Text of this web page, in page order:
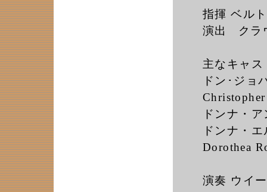
指揮 ベル
演出 クラ
主なキャス
ドン･ジョ
ドンナ・
ドンナ・
Dorothea
演奏 ウイ